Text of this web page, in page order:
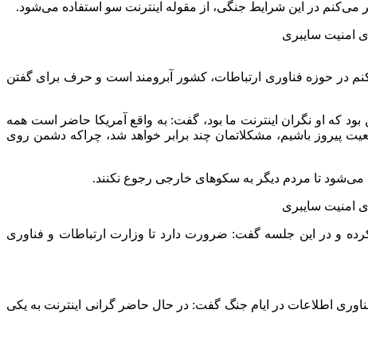
در این شرایط جنگی، از مقوله اینترنت سو استفاده می‌شود.
در حوزه فناوری ارتباطات، کشور آبرومند است و حرف برای گفتن
بود که او نگران اینترنت ما بود، گفت: به واقع آمریکا حاضر است همه
پیروز باشیم، مشکلاتمان چند برابر خواهد شد، چراکه دشمن روی
تا مردم دیگر به سکوهای خارجی رجوع نکنند.
و در این جلسه گفت: ضرورت دارد تا وزارت ارتباطات و فناوری
اطلاعات در ایام جنگ گفت: در حال حاضر گرانی اینترنت به یکی